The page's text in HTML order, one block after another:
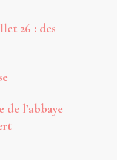
26 : des
de l’abbaye